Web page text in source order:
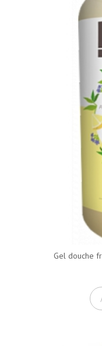
Gel douche